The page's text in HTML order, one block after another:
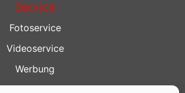
Service
Fotoservice
Videoservice
Werbung